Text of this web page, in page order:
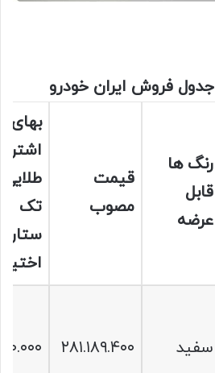
جدول فروش ایران خودرو
رنگ ها
قابل
عرضه
قیمت
مصوب
بهای
طلایی
تک
ستاره
سفید ۲۸۱.۱۸۹.۴۰۰